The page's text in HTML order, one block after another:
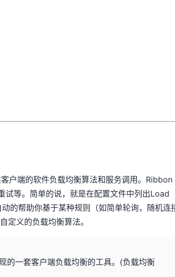
户端的软件负载均衡算法和服务调用。Ribbon
试等。简单的说，就是在配置文件中列出Load
的帮助你基于某种规则（如简单轮询，随机连
定义的负载均衡算法。
一套客户端负载均衡的工具。(负载均衡